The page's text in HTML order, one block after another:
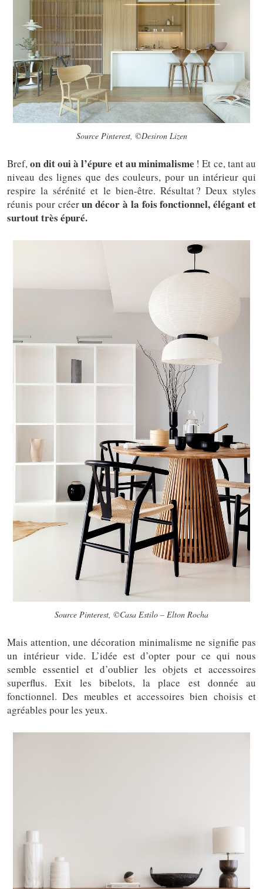
Source Pinterest, ©Desiron Lizen
Bref,on dit oui à l’épure et au minimalisme ! Et ce, tant au
niveau des lignes que des couleurs, pour un intérieur qui
respire la sérénité et le bien-être. Résultat ? Deux styles
réunis pour créerun décor à la fois fonctionnel, élégant et
surtout très épuré.
Source Pinterest, ©Casa Estilo – Elton Rocha
Mais attention, une décoration minimalisme ne signifie pas
un intérieur vide. L’idée est d’opter pour ce qui nous
semble essentiel et d’oublier les objets et accessoires
superflus. Exit les bibelots, la place est donnée au
fonctionnel. Des meubles et accessoires bien choisis et
agréables pour les yeux.